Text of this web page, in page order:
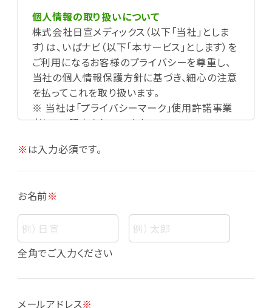
個人情報の取り扱いについて
株式会社日宣メディックス（以下「当社」としま
す）は、いばナビ（以下「本サービス」とします）を
ご利用になるお客様のプライバシーを尊重し、
当社の個人情報保護方針に基づき、細心の注意
を払ってこれを取り扱います。
※ 当社は「プライバシーマーク」使用許諾事業
者として認定されています。
個人情報
個人情報とは、お客様個人に関する情報であっ
て、当該情報を構成する氏名、住所、電話番号、
す。また、その情報のみでは識別できない場合で
※は入力必須です。
お名前※
全角でご入力ください
メールアドレス※